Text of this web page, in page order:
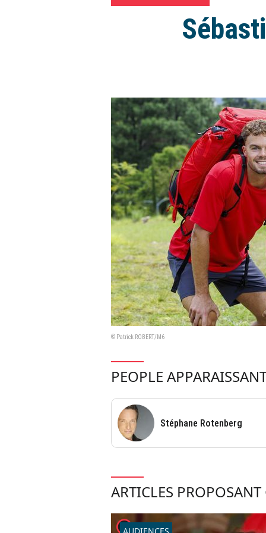
© Patrick ROBERT/M6
PEOPLE
Stéphane Rotenberg
ARTICLES
player2